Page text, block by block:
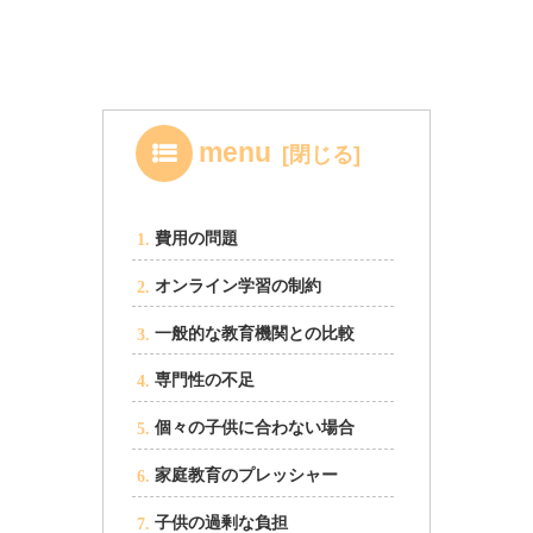
menu
費用の問題
オンライン学習の制約
一般的な教育機関との比較
専門性の不足
個々の子供に合わない場合
家庭教育のプレッシャー
子供の過剰な負担